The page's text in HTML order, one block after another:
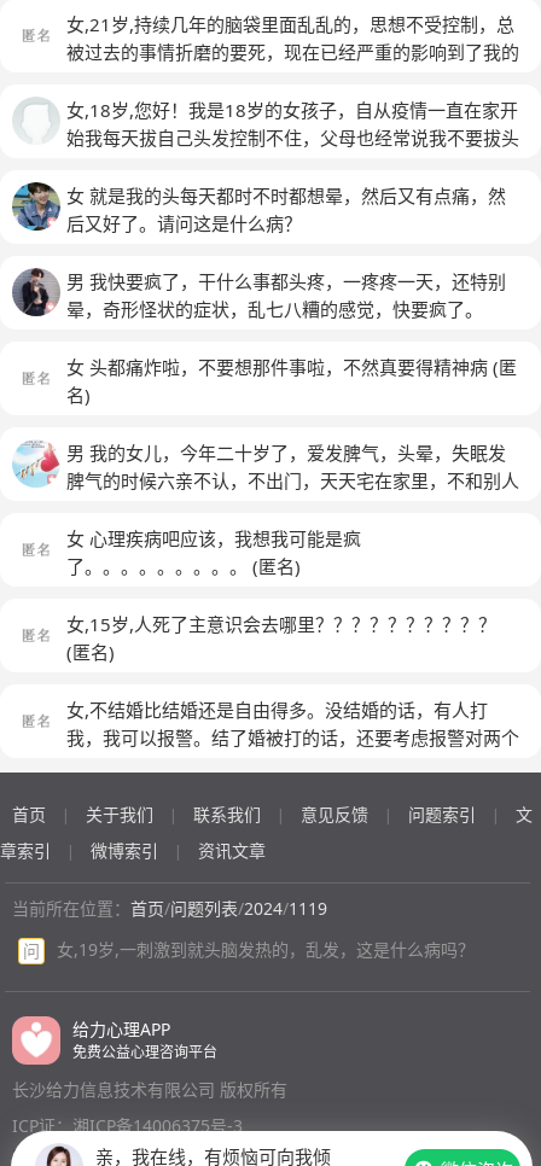
亲，我在线，有烦恼可向我倾
女,21岁,持续几年的脑袋里面乱乱的，思想不受控制，总
被过去的事情折磨的要死，现在已经严重的影响到了我的
女,18岁,您好！我是18岁的女孩子，自从疫情一直在家开
始我每天拔自己头发控制不住，父母也经常说我不要拔头
少，现在头发已经开始稀疏较难看，请问这是一种病吗？
如果是病应到医院就诊吗？谢谢！
女 就是我的头每天都时不时都想晕，然后又有点痛，然
后又好了。请问这是什么病？
男 我快要疯了，干什么事都头疼，一疼疼一天，还特别
晕，奇形怪状的症状，乱七八糟的感觉，快要疯了。
女 头都痛炸啦，不要想那件事啦，不然真要得精神病 (匿
名)
男 我的女儿，今年二十岁了，爱发脾气，头晕，失眠发
脾气的时候六亲不认，不出门，天天宅在家里，不和别人
了什么病？
女 心理疾病吧应该，我想我可能是疯
了。。。。。。。。。 (匿名)
女,15岁,人死了主意识会去哪里？？？？？？？？？？
(匿名)
女,不结婚比结婚还是自由得多。没结婚的话，有人打
我，我可以报警。结了婚被打的话，还要考虑报警对两个
被逼着跟婆婆或者小姑子等等在一块吃饭
(匿名)
首页 | 关于我们 | 联系我们 | 意见反馈 | 问题索引 |
文
章索引
| 微博索引 | 资讯文章
当前所在位置： 首页/问题列表/2024/1119
问
女,19岁,一刺激到就头脑发热的，乱发，这是什么病吗？
给力心理APP
免费公益心理咨询平台
长沙给力信息技术有限公司 版权所有
ICP证：湘ICP备14006375号-3